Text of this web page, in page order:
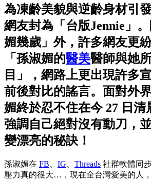
為凍齡美貌與逆齡身材引
網友封為「台版Jennie」
媚幾歲」外，許多網友更
「孫淑媚的醫美醫師與她
目」，網路上更出現許多
前後對比的謠言。面對外
媚終於忍不住在今 27 日清
強調自己絕對沒有動刀，
變漂亮的秘訣！
孫淑媚在 FB IG Threads 社群軟體同
壓力真的很大…，現在全台灣愛美的人